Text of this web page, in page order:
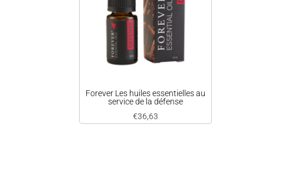
Forever Les huiles essentielles au
service de la défense
€36,63